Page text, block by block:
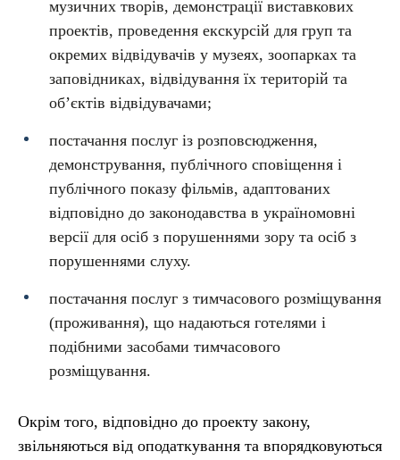
музичних творів, демонстрації виставкових
проектів, проведення екскурсій для груп та
окремих відвідувачів у музеях, зоопарках та
заповідниках, відвідування їх територій та
об’єктів відвідувачами;
постачання послуг із розповсюдження,
демонстрування, публічного сповіщення і
публічного показу фільмів, адаптованих
відповідно до законодавства в україномовні
версії для осіб з порушеннями зору та осіб з
порушеннями слуху.
постачання послуг з тимчасового розміщування
(проживання), що надаються готелями і
подібними засобами тимчасового
розміщування.
Окрім того, відповідно до проекту закону,
звільняються від оподаткування та впорядковуються